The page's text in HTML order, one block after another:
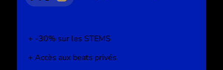
-30% sur les STEMS
Accès aux beats privés